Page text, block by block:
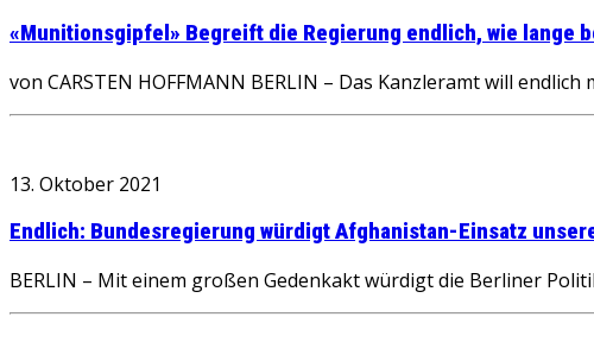
«Munitionsgipfel» Begreift die Regierung endlich, wie lange
von CARSTEN HOFFMANN BERLIN – Das Kanzleramt will
13. Oktober 2021
Endlich: Bundesregierung würdigt Afghanistan-Einsatz
BERLIN – Mit einem großen Gedenkakt würdigt die Berliner